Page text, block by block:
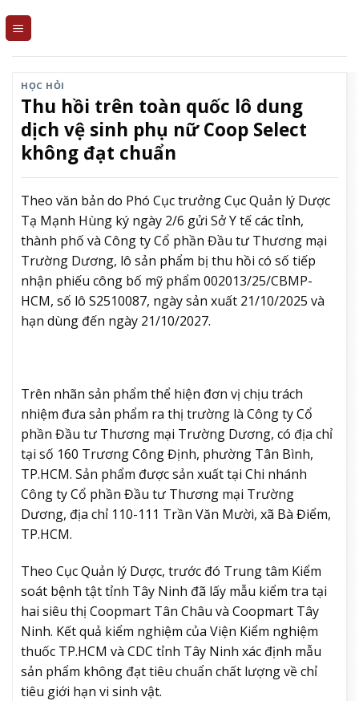
HỌC HỎI
Thu hồi trên toàn quốc lô dung
dịch vệ sinh phụ nữ Coop Select
không đạt chuẩn
Theo văn bản do Phó Cục trưởng Cục Quản lý Dược
Tạ Mạnh Hùng ký ngày 2/6 gửi Sở Y tế các tỉnh,
thành phố và Công ty Cổ phần Đầu tư Thương mại
Trường Dương, lô sản phẩm bị thu hồi có số tiếp
nhận phiếu công bố mỹ phẩm 002013/25/CBMP-
HCM, số lô S2510087, ngày sản xuất 21/10/2025 và
hạn dùng đến ngày 21/10/2027.
Trên nhãn sản phẩm thể hiện đơn vị chịu trách
nhiệm đưa sản phẩm ra thị trường là Công ty Cổ
phần Đầu tư Thương mại Trường Dương, có địa chỉ
tại số 160 Trương Công Định, phường Tân Bình,
TP.HCM. Sản phẩm được sản xuất tại Chi nhánh
Công ty Cổ phần Đầu tư Thương mại Trường
Dương, địa chỉ 110-111 Trần Văn Mười, xã Bà Điểm,
TP.HCM.
Theo Cục Quản lý Dược, trước đó Trung tâm Kiểm
soát bệnh tật tỉnh Tây Ninh đã lấy mẫu kiểm tra tại
hai siêu thị Coopmart Tân Châu và Coopmart Tây
Ninh. Kết quả kiểm nghiệm của Viện Kiểm nghiệm
thuốc TP.HCM và CDC tỉnh Tây Ninh xác định mẫu
sản phẩm không đạt tiêu chuẩn chất lượng về chỉ
tiêu giới hạn vi sinh vật.